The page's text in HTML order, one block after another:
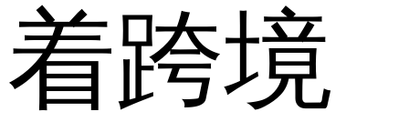
着跨境